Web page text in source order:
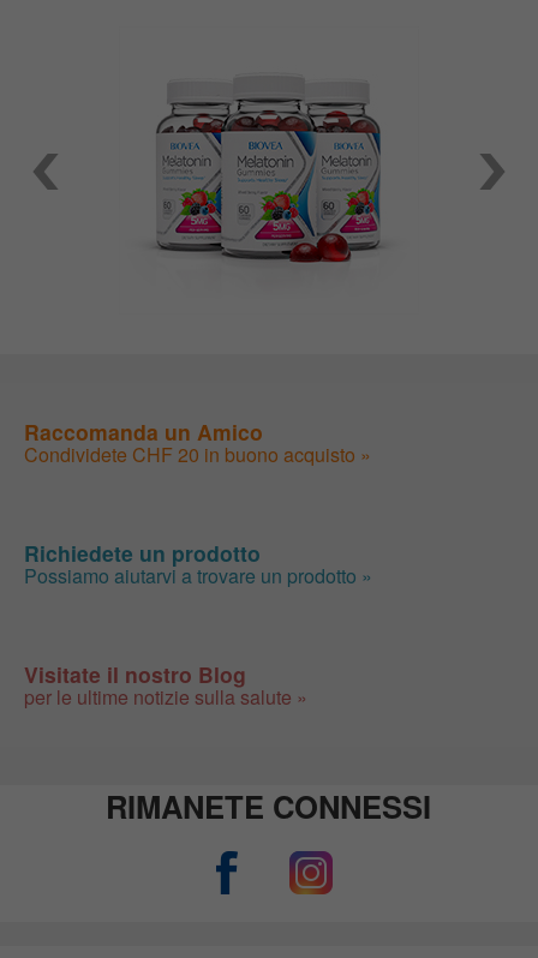
Raccomanda un Amico
Condividete CHF 20 in buono acquisto »
Richiedete un prodotto
Possiamo aiutarvi a trovare un prodotto »
Visitate il nostro Blog
per le ultime notizie sulla salute »
RIMANETE CONNESSI